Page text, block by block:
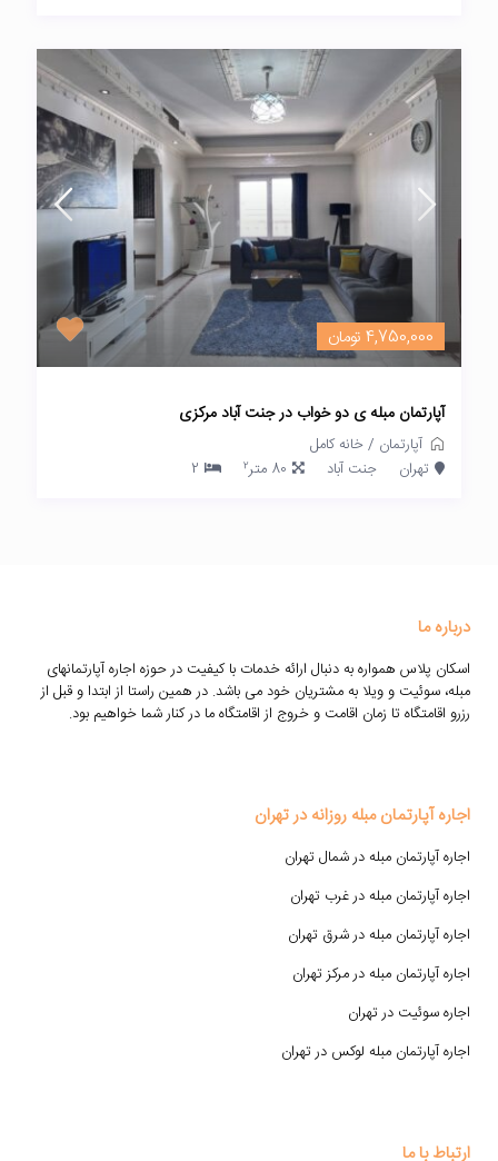
4,750,000 تومان
آپارتمان مبله ی دو خواب در جنت آباد مرکزی
آپارتمان /خانه کامل
تهران
جنت آباد 80 متر 2
2
درباره ما
اسکان پلاس همواره به دنبال ارائه خدمات با کیفیت در حوزه اجاره آپارتمانهای
مبله، سوئیت و ویلا به مشتریان خود می باشد. در همین راستا از ابتدا و قبل از
رزرو اقامتگاه تا زمان اقامت و خروج از اقامتگاه ما در کنار شما خواهیم بود.
اجاره آپارتمان مبله روزانه در تهران
اجاره آپارتمان مبله در شمال تهران
اجاره آپارتمان مبله در غرب تهران
اجاره آپارتمان مبله در شرق تهران
اجاره آپارتمان مبله در مرکز تهران
اجاره سوئیت در تهران
اجاره آپارتمان مبله لوکس در تهران
ارتباط با ما